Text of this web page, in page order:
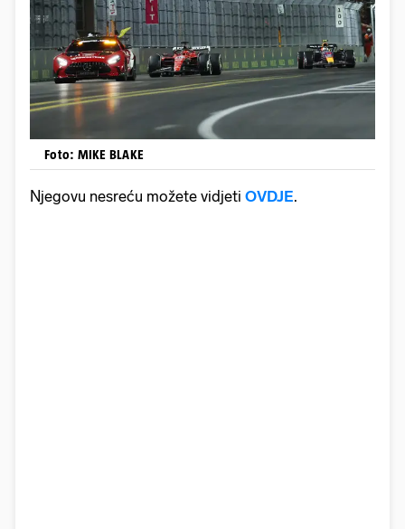
Foto: MIKE BLAKE
Njegovu nesreću možete vidjeti OVDJE.